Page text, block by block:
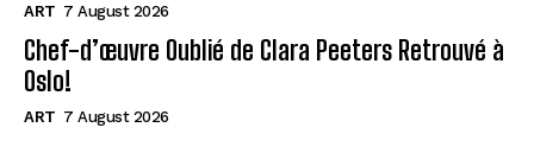
ART 7 August 2026
Chef-d’œuvre Oublié de Clara Peeters Retrouvé à
Oslo!
ART 7 August 2026